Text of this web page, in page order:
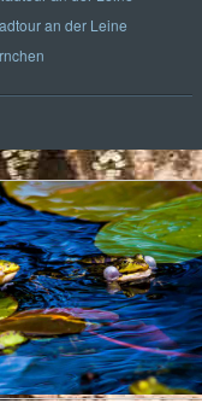
an der Leine